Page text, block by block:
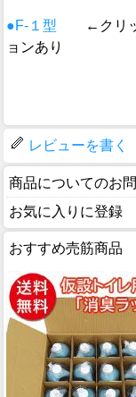
●F-１型
←クリ
ョンあり
レビューを書く
商品についてのお
お気に入りに登録
おすすめ売筋商品